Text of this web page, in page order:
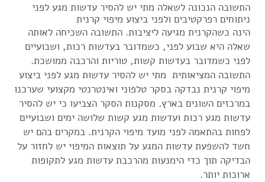
התשובה הנכונה לשאלה מתי יש להסיר עדשות מגע לפני
ניתוחים רפרקטיבים ולפני ביצוע מיפוי קרנית
הינה כשהקרנית מגיעה ליציבות. התשובה השכיחה לאותה
שאלה היא שבוע לפני, כשמדובר בעדשות רכות, ושבועיים
לפני כשמדובר בעדשות קשות, טוריות והרכבה ממושכת.
התשובה המציאותית מתי יש להסיר עדשות מגע לפני ביצוע
מיפוי קרנית נבדקה בסקר טלפוני ואינטרנטי מקצועי שערכנו
במרכזים השונים בארץ. מסקנות הסקר הצביעו כי יש להסיר
עדשות מגע רכות ועדשות מגע קשות שלושה ימים ושבועיים
לפחות בהתאמה לפני מועד מיפוי הקרנית. במקרים בהם יש
חשד להשפעת עדשות המגע על תוצאות המיפוי יש לחזור על
הבדיקה תוך כדי הימנעות מהרכבת עדשות מגע לתקופות
ארוכות יותר.